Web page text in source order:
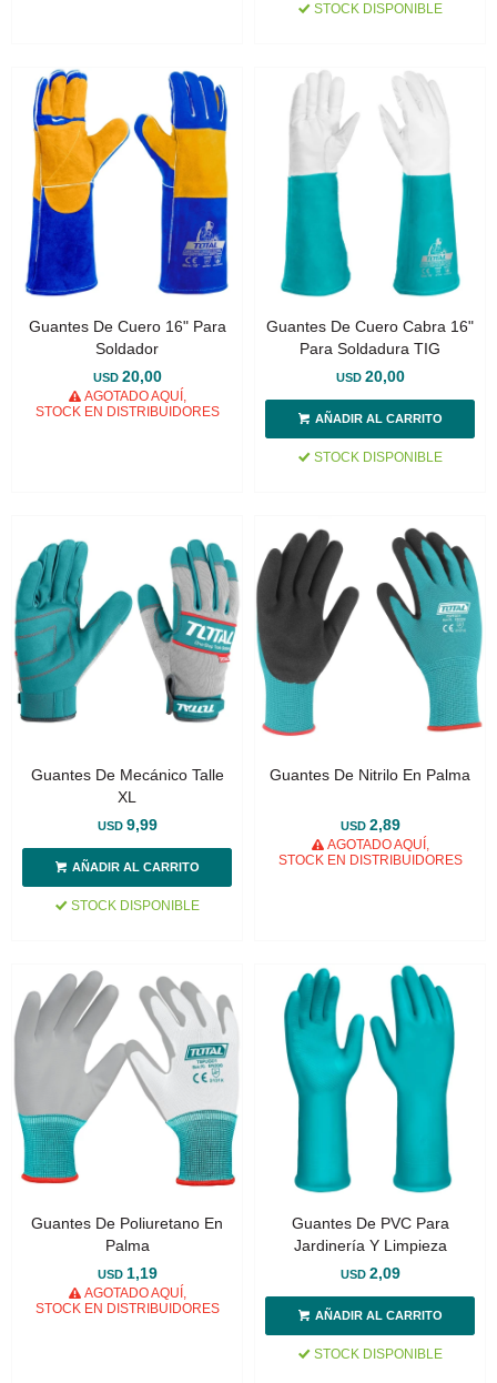
STOCK DISPONIBLE
Guantes De Cuero 16" Para
Soldador
USD 20,00
AGOTADO AQUÍ,
STOCK EN DISTRIBUIDORES
Guantes De Cuero Cabra 16"
Para Soldadura TIG
USD 20,00
STOCK DISPONIBLE
Guantes De Mecánico Talle
XL
USD 9,99
STOCK DISPONIBLE
Guantes De Nitrilo En Palma
USD 2,89
AGOTADO AQUÍ,
STOCK EN DISTRIBUIDORES
Guantes De Poliuretano En
Palma
USD 1,19
AGOTADO AQUÍ,
STOCK EN DISTRIBUIDORES
Guantes De PVC Para
Jardinería Y Limpieza
USD 2,09
STOCK DISPONIBLE